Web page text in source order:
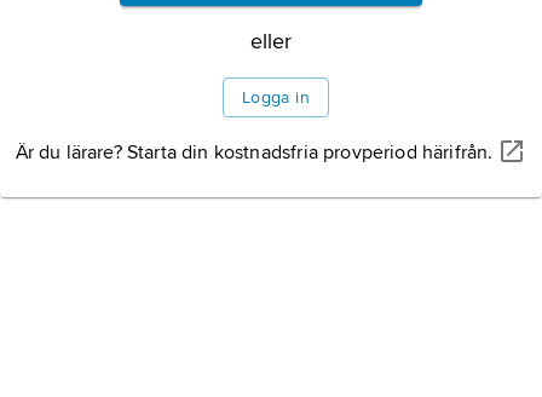
eller
Logga in
Är du lärare? Starta din kostnadsfria provperiod härifrån.